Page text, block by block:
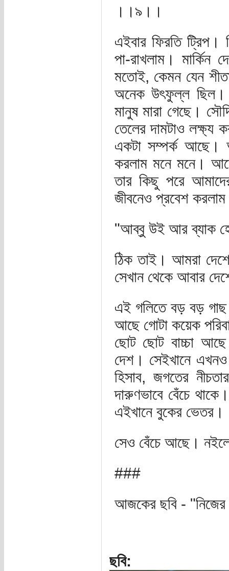
।।৯।।
এইবার ফিরতি ট্রিপ।
পা-রাখলাম।
মতোই, কেমন যেন
অনেক উৎফুল্ল ছিল।
মানুষ মারা গেছে।
তেলের দামটাও লক্ষ্য
একটা সম্পর্ক আছে।
করলাম মনে মনে।
তার কিছু পরে
জীবনেও প্রবেশ
"আব্বু উই আর ব্যাক
ঠিক তাই। আমরা
সেখান থেকে আবার
এই গলিতে বড় বড়
আছে গোটা কয়েক
ছোট ছোট বাচ্চা
দেশ। সেইখানে
হিসাব, জগতের
দারুণভাবে বেঁচে
এইখানে বুকের ভেতর। ​
সেও বেঁচে আছে।​
###
আজকের ছবি - "নিজের
ছবি: